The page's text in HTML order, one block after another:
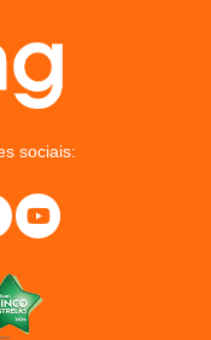
sociais: